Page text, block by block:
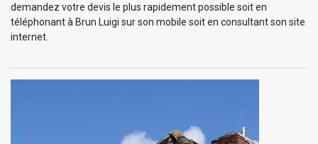
demandez votre devis le plus rapidement possible soit en
téléphonant à Brun Luigi sur son mobile soit en consultant son site
internet.